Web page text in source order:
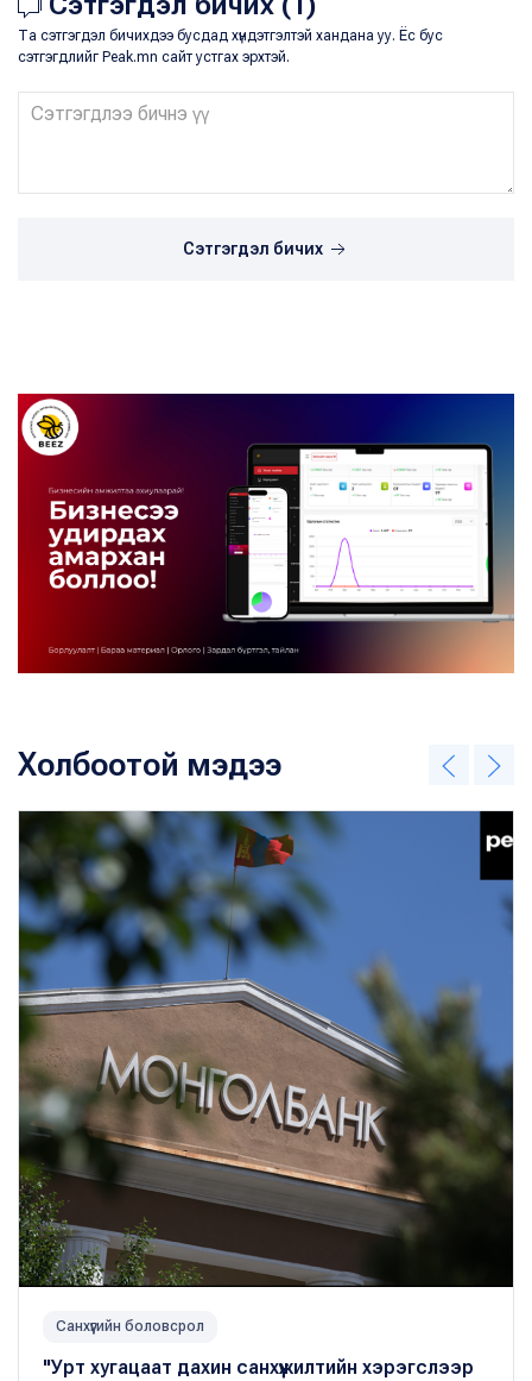
Та сэтгэгдэл бичихдээ бусдад хүндэтгэлтэй хандана уу. Ёс бус
сэтгэгдлийг Peak.mn сайт устгах эрхтэй.
Сэтгэгдэл бичих
Холбоотой мэдээ
Санхүүгийн боловсрол
"Урт хугацаат дахин санхүүжилтийн хэрэгслээр